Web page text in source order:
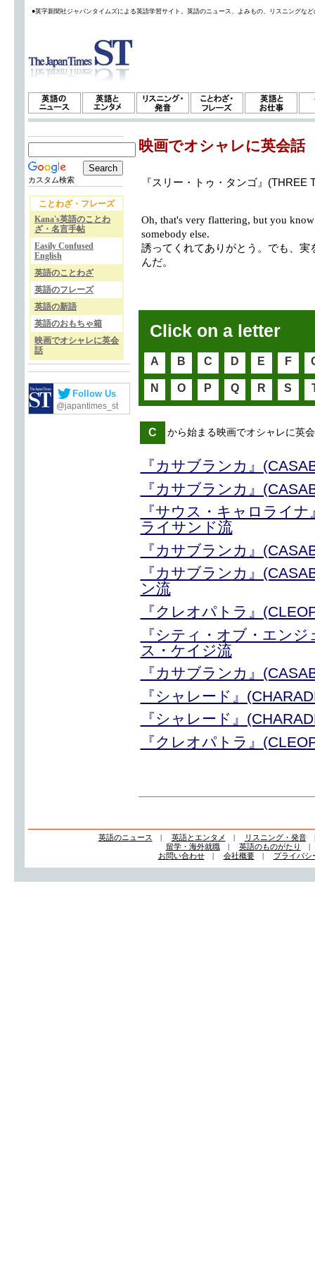
●英字新聞社ジャパンタイムズによる英語学習サイト。英語のニュース、よみもの、リスニングな
カスタム検索
ことわざ・フレーズ
Kana's英語のことわ
ざ・名言手帖
Easily Confused
English
英語のことわざ
英語のフレーズ
英語の新語
英語のおもちゃ箱
映画でオシャレに英会
話
Follow Us
@japantimes_st
映画でオシャレに英会話
『スリー・トゥ・タンゴ』
Oh, that's very flattering, but you
somebody else.
誘ってくれてありがとう。でも、
んだ。
Click on a letter
A B C D E F
N O P Q R S
C から始まる映画でオシャレに英
『カサブランカ』
『カサブランカ』
『サウス・キャロライ
ライサンド流
『カサブランカ』
『カサブランカ』
ン流
『クレオパトラ』
『シティ・オブ・エン
ス・ケイジ流
『カサブランカ』
『シャレード』
『シャレード』
『クレオパトラ』
英語のニュース | 英語とエンタメ | リスニング・発音
留学・海外就職| 英語のものがたり
お問い合わせ| 会社概要| プライバシ